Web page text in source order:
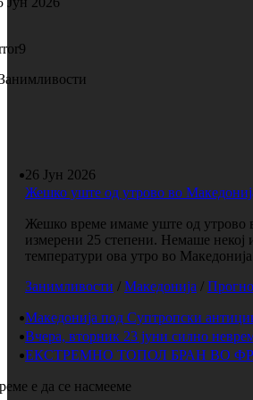
26 Јун 2026
Жешко уште од утрово во
Жешко време имаме уште од утрово
измерени 25 степени. Немаше некој
температури ова утро во
Занимливости / Македонија /
Македонија под Суптропски
Вчера, вторник 23 јуни силно
ЕКСТРЕМНО ТОПОЛ БРАН ВО
е да се насмееме